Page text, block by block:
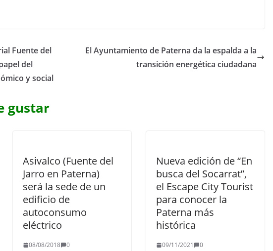
Fuente del
del
y social
El Ayuntamiento de Paterna da la espalda a la
transición energética ciudadana
gustar
Asivalco (Fuente del
Jarro en Paterna)
será la sede de un
edificio de
autoconsumo
eléctrico
08/08/2018 0
Nueva edición de “En
busca del Socarrat”,
el Escape City Tourist
para conocer la
Paterna más
histórica
09/11/2021 0